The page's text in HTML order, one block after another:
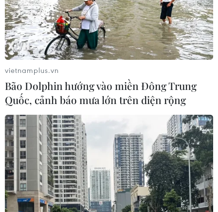
vĩnh cửu
06/08/2026 12:35
Trung Quốc vận hành giàn phát điện
gió nổi đầu tiên chịu được bão cấp 17
Hàn Quốc xác nhận Triều Tiên
phóng ít nhất 1 tên lửa đạn đạo tầm
ngắn
06/08/2026 09:41
Quân đội Hàn Quốc thông báo Triều
Tiên phóng vật thể chưa xác định
vietnamplus.vn
Bão Dolphin hướng vào miền Đông Trung
Quốc, cảnh báo mưa lớn trên diện rộng